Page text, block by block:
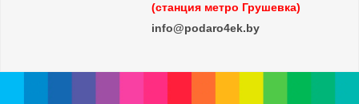
(станция метро Грушевка)
info@podaro4ek.by